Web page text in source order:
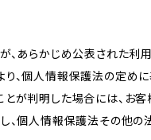
、あらかじめ公表された
、個人情報保護法の定め
が判明した場合には、お
、個人情報保護法その他